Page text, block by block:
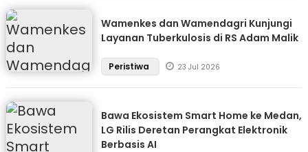
Wamenkes dan Wamendagri Kunjungi
Layanan Tuberkulosis di RS Adam Malik
Peristiwa 23 Jul 2026
Bawa Ekosistem Smart Home ke Medan,
LG Rilis Deretan Perangkat Elektronik
Berbasis AI